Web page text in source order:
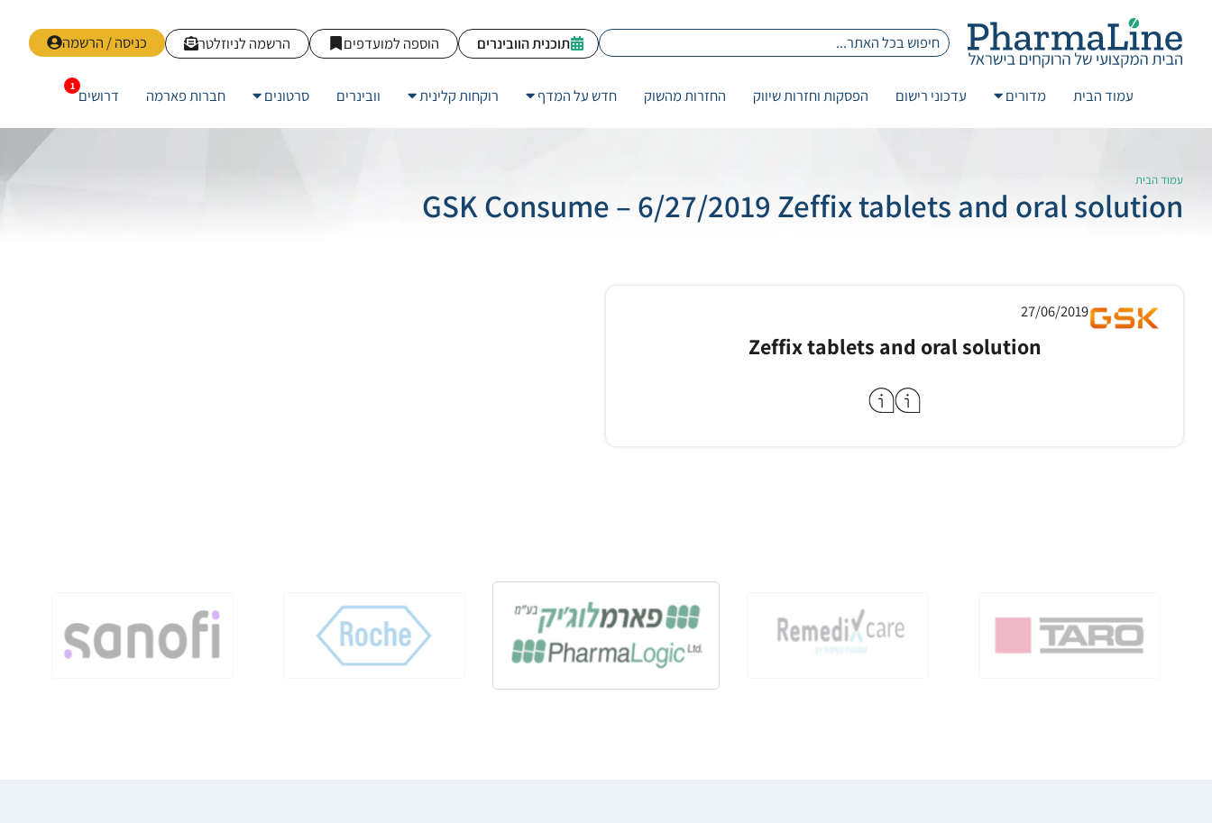
כניסה / הרשמה הרשמה לניוזלטר הוספה למועדפים תוכנית הוובינרים
עמוד הבית מדורים עדכוני רישום הפסקות וחזרות שיווק החזרות מהשוק חדש על המדף רוקחות קלינית וובינרים סרטונים חברות פארמה דרושים
עמוד הבית
GSK Consume – 6/27/2019 Zeffix tablets and oral solution
27/06/2019
Zeffix tablets and oral solution